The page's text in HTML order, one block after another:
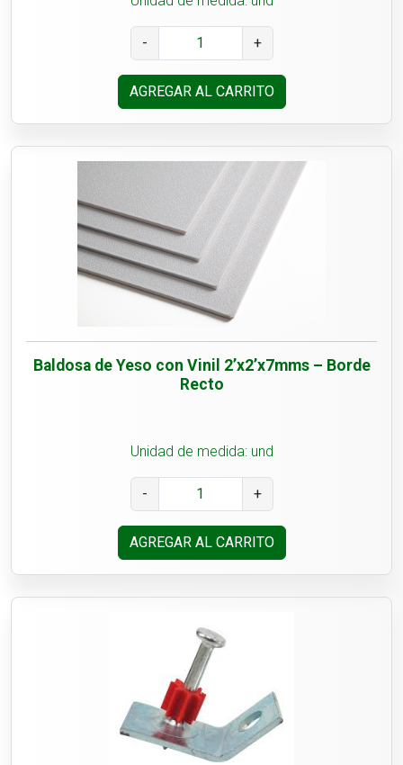
- +
AGREGAR AL CARRITO
Baldosa de Yeso con Vinil 2’x2’x7mms – Borde
Recto
Unidad de medida: und
- +
AGREGAR AL CARRITO